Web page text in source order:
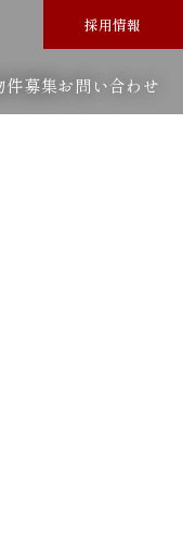
採用情報
件募集お問い合わせ